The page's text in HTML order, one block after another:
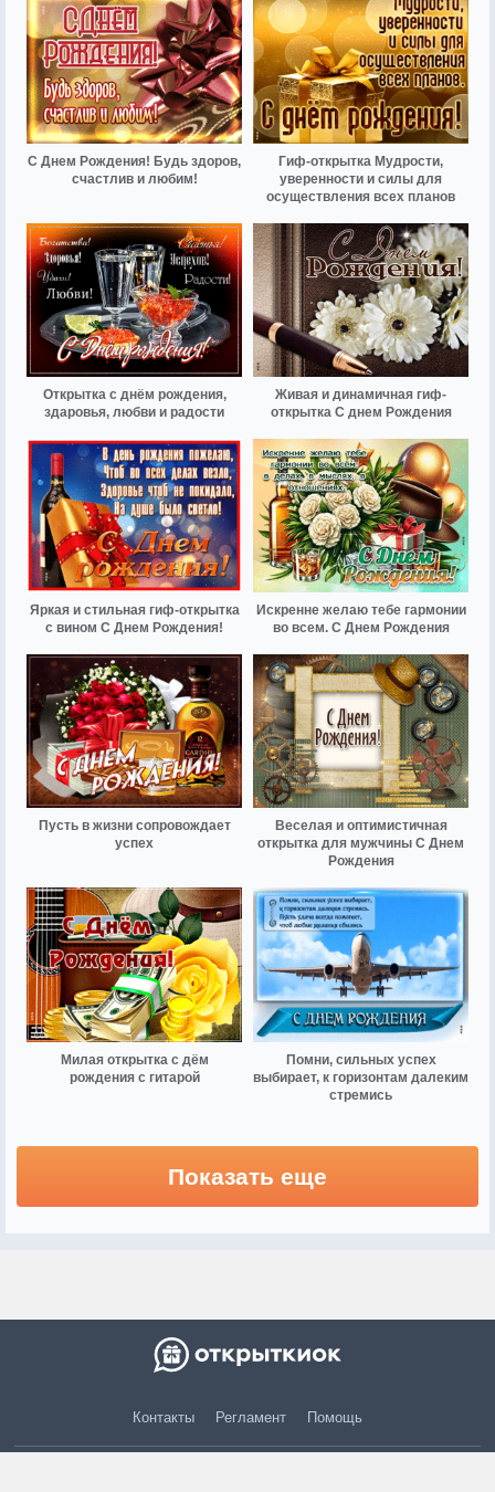
С Днем Рождения! Будь здоров,
счастлив и любим!
Гиф-открытка Мудрости,
уверенности и силы для
осуществления всех планов
Открытка с днём рождения,
здаровья, любви и радости
Живая и динамичная гиф-
открытка С днем Рождения
Яркая и стильная гиф-открытка
с вином С Днем Рождения!
Искренне желаю тебе гармонии
во всем. С Днем Рождения
Пусть в жизни сопровождает
успех
Веселая и оптимистичная
открытка для мужчины С Днем
Рождения
Милая открытка с дём
рождения с гитарой
Помни, сильных успех
выбирает, к горизонтам далеким
стремись
Показать еще
Контакты Регламент Помощь